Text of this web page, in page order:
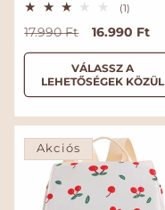
(1)1
s
z
e
s
é
t
k
e
s
N
o
á
l
á
r
17.990 Ft
A
k
c
i
ó
s
á
r
16.990 Ft
VÁLASSZ A
LEHETŐSÉGEK KÖZÜL
Akciós